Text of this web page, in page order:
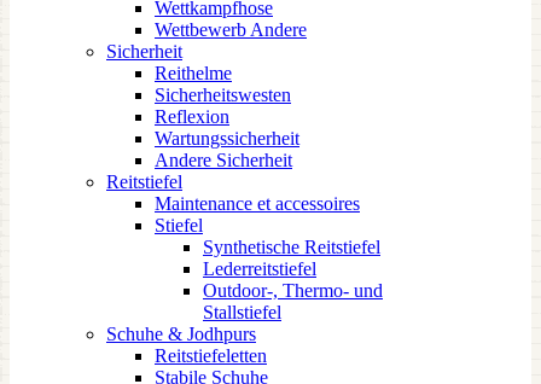
Wettkampfhose
Wettbewerb Andere
Sicherheit
Reithelme
Sicherheitswesten
Reflexion
Wartungssicherheit
Andere Sicherheit
Reitstiefel
Maintenance et accessoires
Stiefel
Synthetische Reitstiefel
Lederreitstiefel
Outdoor-, Thermo- und
Stallstiefel
Schuhe & Jodhpurs
Reitstiefeletten
Stabile Schuhe